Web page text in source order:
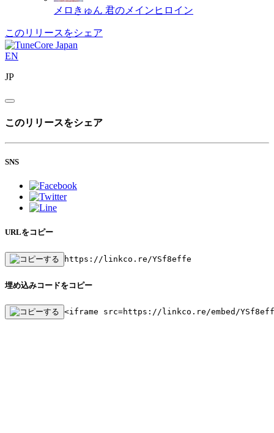
メロきゅん 君のメインヒロイン
このリリースをシェア
EN
JP
このリリースをシェア
SNS
URLをコピー
https://linkco.re/YSf8effe
埋め込みコードをコピー
<iframe src=https://linkco.re/embed/